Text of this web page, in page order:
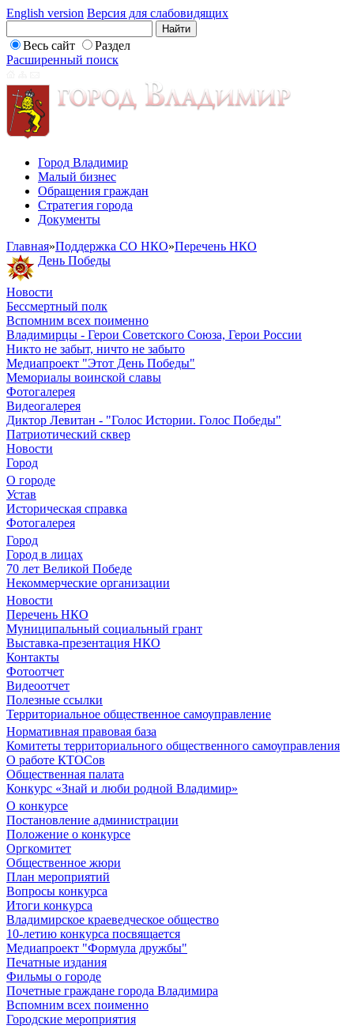
English version Версия для слабовидящих
Весь сайт
Раздел
Расширенный поиск
Город Владимир
Малый бизнес
Обращения граждан
Стратегия города
Документы
Главная»Поддержка СО НКО»Перечень НКО
День Победы
Новости
Бессмертный полк
Вспомним всех поименно
Владимирцы - Герои Советского Союза, Герои России
Никто не забыт, ничто не забыто
Медиапроект "Этот День Победы"
Мемориалы воинской славы
Фотогалерея
Видеогалерея
Диктор Левитан - "Голос Истории. Голос Победы"
Патриотический сквер
Новости
Город
О городе
Устав
Историческая справка
Фотогалерея
Город
Город в лицах
70 лет Великой Победе
Некоммерческие организации
Новости
Перечень НКО
Муниципальный социальный грант
Выставка-презентация НКО
Контакты
Фотоотчет
Видеоотчет
Полезные ссылки
Территориальное общественное самоуправление
Нормативная правовая база
Комитеты территориального общественного самоуправления
О работе КТОСов
Общественная палата
Конкурс «Знай и люби родной Владимир»
О конкурсе
Постановление администрации
Положение о конкурсе
Оргкомитет
Общественное жюри
План мероприятий
Вопросы конкурса
Итоги конкурса
Владимирское краеведческое общество
10-летию конкурса посвящается
Медиапроект "Формула дружбы"
Печатные издания
Фильмы о городе
Почетные граждане города Владимира
Вспомним всех поименно
Городские мероприятия